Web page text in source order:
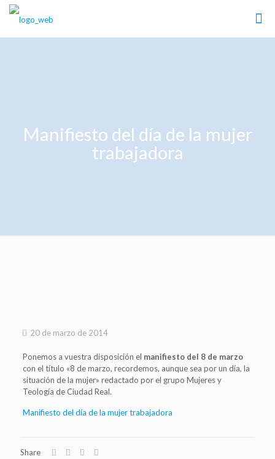
Manifiesto del día de la mujer
trabajadora
20 de marzo de 2014
Ponemos a vuestra disposición el manifiesto del 8 de marzo
con el título «8 de marzo, recordemos, aunque sea por un día, la
situación de la mujer» redactado por el grupo Mujeres y
Teología de Ciudad Real.
Manifiesto del día de la mujer trabajadora
Share